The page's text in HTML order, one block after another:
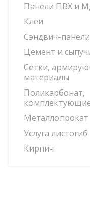
Панели ПВХ и
Клеи
Сэндвич-панели
Цемент и
Сетки,
материалы
Поликарбонат,
Металлопрокат
Услуга листогиб
Кирпич